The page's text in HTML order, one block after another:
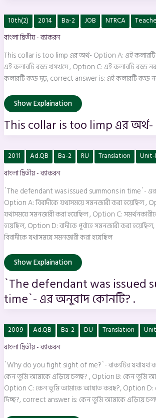
10th(2) 2014 Ba-2 JOB NTRCA
বাংলা দ্বিতীয় - ব্যাকরন
This collar is too limp এর অর্থ- Option A: এই
এই কলারটি বড্ড খসখসে , Option C: এই কলারটি বড্ড
কলারটি বড্ড দৃঢ়, correct answer is: এই কলারটি বড্ড
This
collar
is
too
এর
অর্থ-
Show Explaination
This collar is too limp এর অর্থ-
2011 Ad.QB Ba-2 RU Translation
Unit-
বাংলা দ্বিতীয় - ব্যাকরন
`The defendant was issued summons in time`- এর
Option A: বিবাদীকে যথাসময়ে সমনজারী করা হয়েছিল ,
যথাসময়ে সমনজারী করা হয়েছিল , Option C:
হয়েছিল, Option D: বাদীকে পূর্বাহে সমনজারী করা
বিবাদীকে যথাসময়ে সমনজারী করা হয়েছিল
`The
defendant
was
issued
in
time`-
এর
অনুবাদ
কোনটি?
.
Show Explaination
`The defendant was issued
time`- এর অনুবাদ কোনটি? .
2009 Ad.QB Ba-2 DU Translation
বাংলা দ্বিতীয় - ব্যাকরন
`Why do you fight sight of me?`- বাক্যটির যথাযথ
কেন তুমি আমাকে এড়িয়ে চলছ? , Option B: কেন তুমি
Option C: কেন তুমি আমাকে আঘাত করছ?, Option D:
দিচ্ছ?, correct answer is: কেন তুমি আমাকে এড়িয়ে
`Why
do
you
fight
of
me?
`-
বাক্যটির
যথাযথ
বঙ্গানুবাদ-